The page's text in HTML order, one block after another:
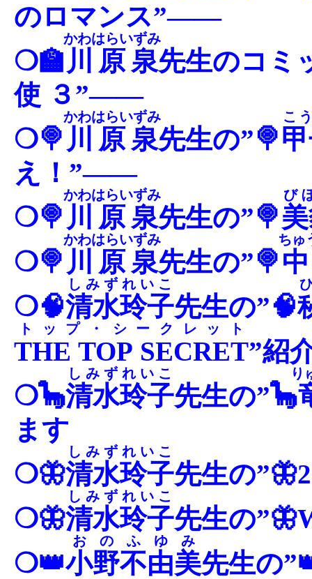
のロマンス”――
❍🏫 川原泉
かわはらいずみ
先生のコミ
使 ３”――
❍🍭 川原泉
かわはらいずみ
先生の”🍭
こ
え！”――
❍🍭 川原泉
かわはらいずみ
先生の”🍭
び
❍🍭 川原泉
かわはらいずみ
先生の”🍭
ちゅ
❍🧠清水玲子
しみずれいこ
先生の”🧠
THE TOP SECRET
トップ・シークレット
”紹
❍🦕清水玲子
しみずれいこ
先生の”🦕
り
ます
❍🦋清水玲子
しみずれいこ
先生の
❍🦋清水玲子
しみずれいこ
先生の
❍👑小野不由美
おのふゆみ
先生の